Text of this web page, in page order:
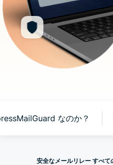
なのか？
ExpressMailGuard の実
安全なメールリレー すべ